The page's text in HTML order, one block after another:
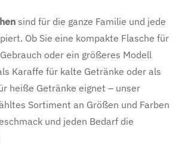
sind für die ganze Familie und jede
Ob Sie eine kompakte Flasche für
oder ein größeres Modell
Karaffe für kalte Getränke oder als
heiße Getränke eignet – unser
Sortiment an Größen und Farben
und jeden Bedarf die